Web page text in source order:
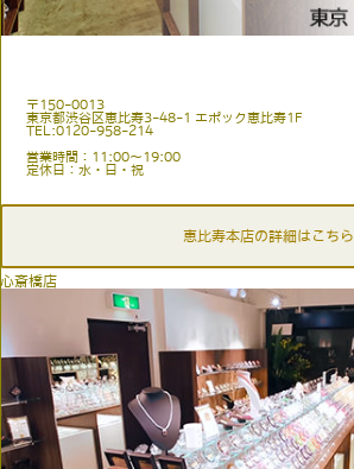
〒150-0013
東京都渋谷区恵比寿3-48-1 エポック恵比寿1F
TEL:0120-958-214
営業時間：11:00〜19:00
定休日：水・日・祝
恵比寿本店の詳細はこちら
心斎橋店